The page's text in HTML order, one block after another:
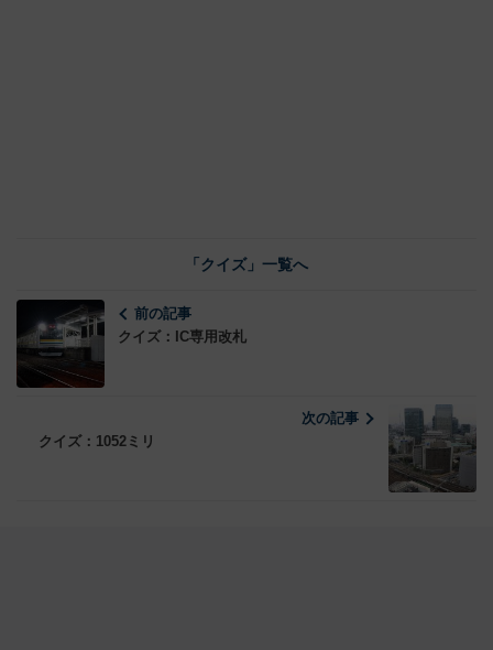
「クイズ」一覧へ
前の記事
クイズ：IC専用改札
次の記事
クイズ：1052ミリ